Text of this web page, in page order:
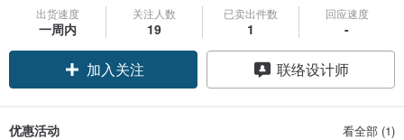
出货速度
一周内
关注人数
19
已卖出件数
1
回应速度
-
加入关注 联络设计师
优惠活动 看全部 (1)